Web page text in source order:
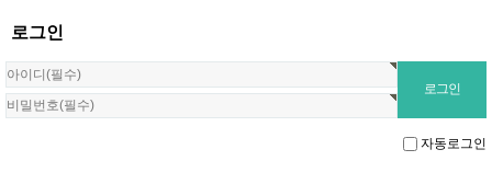
로그인
자동로그인